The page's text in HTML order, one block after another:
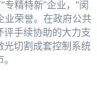
精特新”企业，“闵
业荣誉。在政府公共
手续协助的大力支
光切割成套控制系统